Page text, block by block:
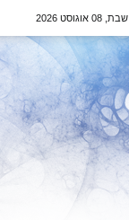
שבת, 08 אוגוסט 2026